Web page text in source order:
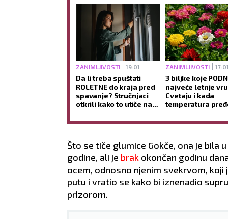
ZANIMLJIVOSTI 19:01
Da li treba spuštati
ROLETNE do kraja pred
spavanje? Stručnjaci
otkrili kako to utiče na
ZANIMLJIVOSTI 17:01
3 biljke koje
najveće letnje
Cvetaju i kada
temperatura
Što se tiče glumice Gokče, ona je bila
godine, ali je brak okončan godinu
ocem, odnosno njenim svekrvom, koji
putu i vratio se kako bi iznenadio
prizorom.
NOVI SAD
Umerena kiša
29°C
Vetar:3 m/s Vlažnost:38 %
NIŠ